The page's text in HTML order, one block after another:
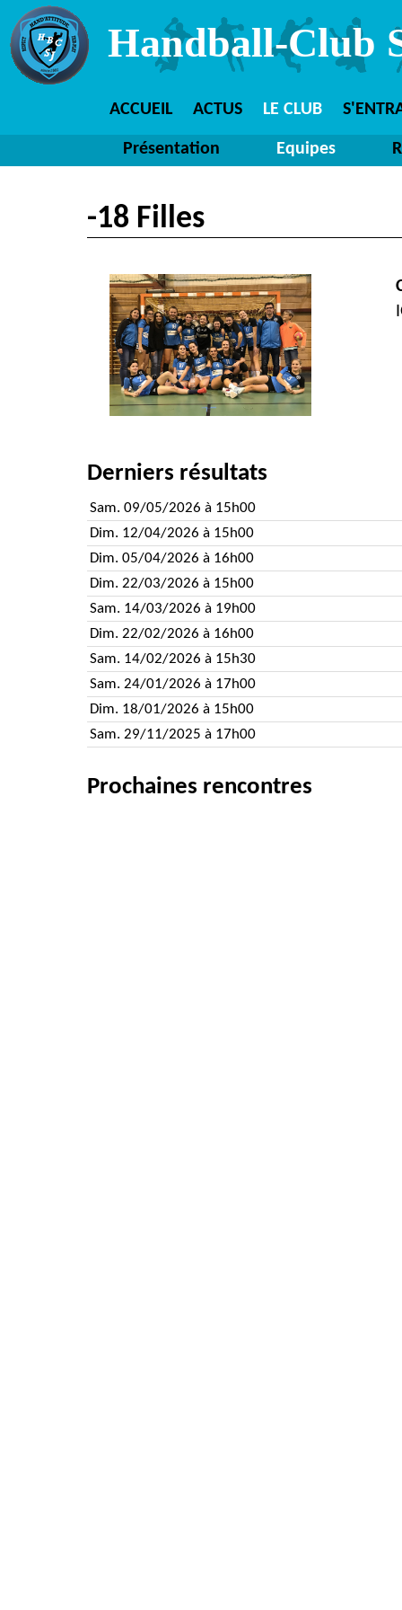
Handball-Club
ACCUEIL ACTUS LE CLUB
Présentation Equipes
-18 Filles
Derniers résultats
Sam. 09/05/2026 à 15h00
Dim. 12/04/2026 à 15h00
Dim. 05/04/2026 à 16h00
Dim. 22/03/2026 à 15h00
Sam. 14/03/2026 à 19h00
Dim. 22/02/2026 à 16h00
Sam. 14/02/2026 à 15h30
Sam. 24/01/2026 à 17h00
Dim. 18/01/2026 à 15h00
Sam. 29/11/2025 à 17h00
Prochaines rencontres